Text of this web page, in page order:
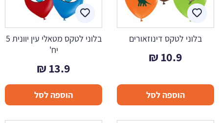
בלוני לטקס דינוזאורים
10.9
₪
הוספה לסל
בלוני לטקס מטאלי עין יוונית 5
יח'
13.9
₪
הוספה לסל